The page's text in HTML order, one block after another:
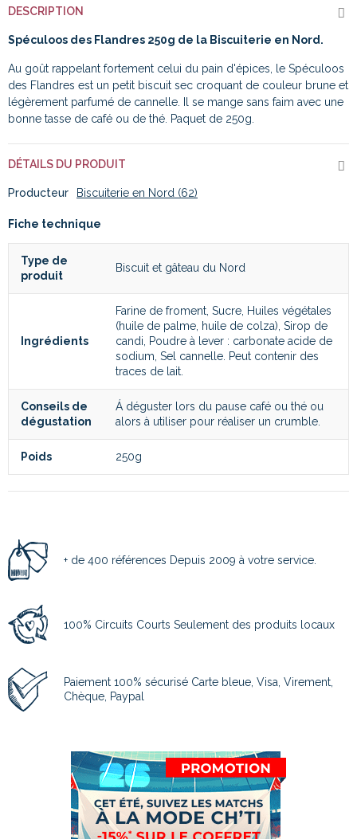
DESCRIPTION
Spéculoos des Flandres 250g de la Biscuiterie en Nord.
Au goût rappelant fortement celui du pain d'épices, le Spéculoos
des Flandres est un petit biscuit sec croquant de couleur brune et
légèrement parfumé de cannelle. Il se mange sans faim avec une
bonne tasse de café ou de thé. Paquet de 250g.
DÉTAILS DU PRODUIT
Producteur Biscuiterie en Nord (62)
Fiche technique
Type de
produit
Biscuit et gâteau du Nord
Ingrédients
Farine de froment, Sucre, Huiles végétales
(huile de palme, huile de colza), Sirop de
candi, Poudre à lever : carbonate acide de
sodium, Sel cannelle. Peut contenir des
traces de lait.
Conseils de
dégustation
Á déguster lors du pause café ou thé ou
alors à utiliser pour réaliser un crumble.
Poids 250g
+ de 400 références Depuis 2009 à votre service.
100% Circuits Courts Seulement des produits locaux
Paiement 100% sécurisé Carte bleue, Visa, Virement,
Chèque, Paypal